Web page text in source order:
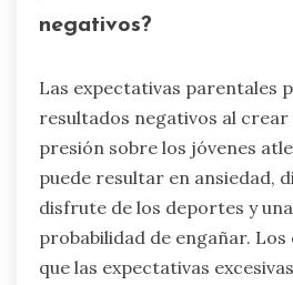
negativos?
Las expectativas parentales
resultados negativos al crear
presión sobre los jóvenes
puede resultar en ansiedad,
disfrute de los deportes y
probabilidad de engañar.
que las expectativas